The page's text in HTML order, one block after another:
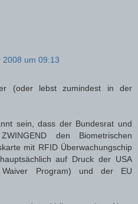
2008 um 09:13
(oder lebst zumindest in der
sein, dass der Bundesrat und
den Biometrischen
mit RFID Überwachungschip
auf Druck der USA
Program) und der EU